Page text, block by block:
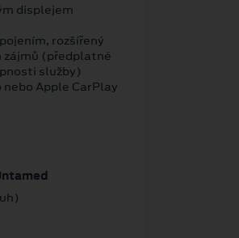
displejem
rozšířený
zájmů (předplatné
služby)
Apple CarPlay